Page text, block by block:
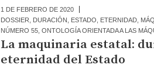
1 DE FEBRERO DE 2020
DOSSIER
DURACIÓN ESTADO ETERNIDAD,
NÚMERO 55, ONTOLOGÍA ORIENTADA A LAS
La maquinaria estatal:
eternidad del Estado